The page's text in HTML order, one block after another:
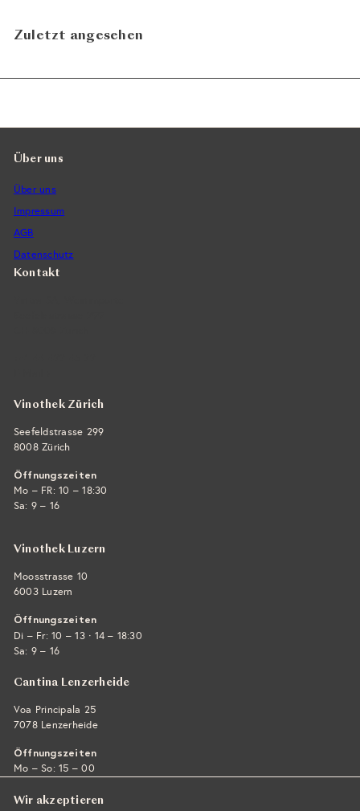
Zuletzt angesehen
Über uns
Über uns
Impressum
AGB
Datenschutz
Kontakt
Vinothek Zürich
Seefeldstrasse 299
8008 Zürich
Öffnungszeiten
Mo – FR: 10 – 18:30
Sa: 9 – 16
Vinothek Luzern
Moosstrasse 10
6003 Luzern
Öffnungszeiten
Di – Fr: 10 – 13 · 14 – 18:30
Sa: 9 – 16
Cantina Lenzerheide
Voa Principala 25
7078 Lenzerheide
Öffnungszeiten
Mo – So: 15 – 00
Wir akzeptieren